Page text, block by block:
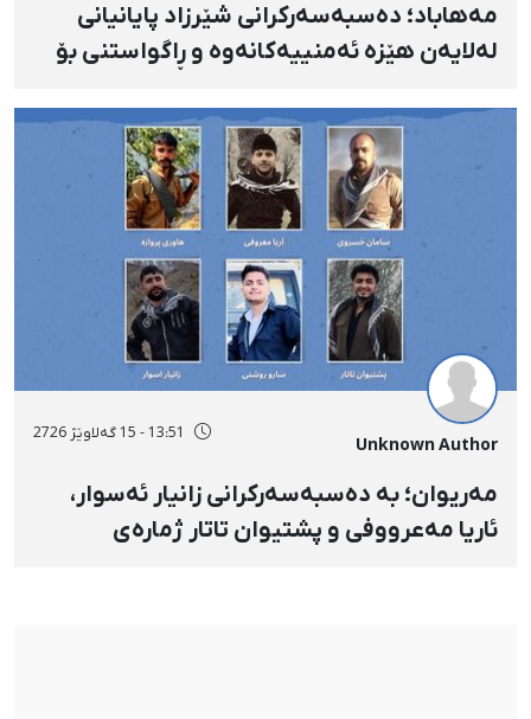
مەهاباد؛ دەسبەسەرکرانی شێرزاد پایانیانی
لەلایەن هێزە ئەمنییەکانەوە و ڕاگواستنی بۆ
Unknown Author
13:51 - 15 گەلاوێژ 2726
مەریوان؛ بە دەسبەسەرکرانی زانیار ئەسوار،
ئاریا مەعرووفی و پشتیوان تاتار ژمارەی